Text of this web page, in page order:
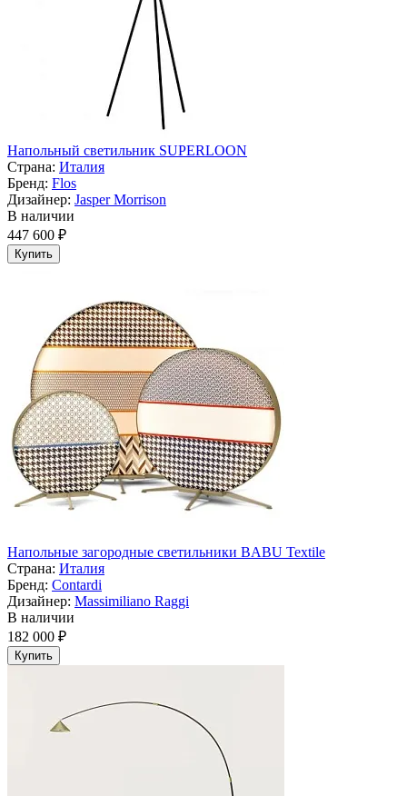
Напольный светильник SUPERLOON
Страна: Италия
Бренд: Flos
Дизайнер: Jasper Morrison
В наличии
447 600 ₽
Купить
Напольные загородные светильники BABU Textile
Страна: Италия
Бренд: Contardi
Дизайнер: Massimiliano Raggi
В наличии
182 000 ₽
Купить